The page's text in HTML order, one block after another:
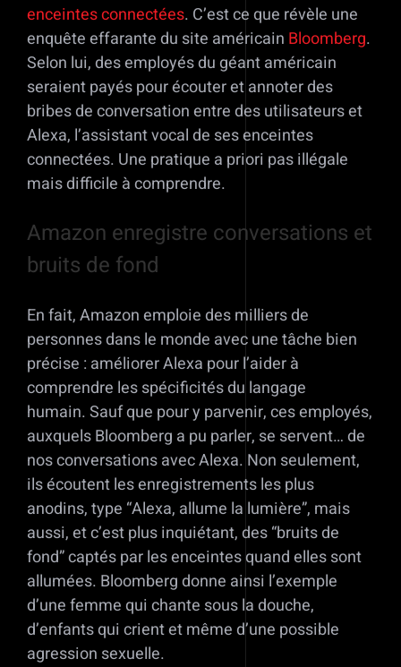
enceintes connectées. C’est ce que révèle une
enquête effarante du site américain Bloomberg.
Selon lui, des employés du géant américain
seraient payés pour écouter et annoter des
bribes de conversation entre des utilisateurs et
Alexa, l’assistant vocal de ses enceintes
connectées. Une pratique a priori pas illégale
mais difficile à comprendre.
Amazon enregistre conversations et
bruits de fond
En fait, Amazon emploie des milliers de
personnes dans le monde avec une tâche bien
précise : améliorer Alexa pour l’aider à
comprendre les spécificités du langage
humain. Sauf que pour y parvenir, ces employés,
auxquels Bloomberg a pu parler, se servent… de
nos conversations avec Alexa. Non seulement,
ils écoutent les enregistrements les plus
anodins, type “Alexa, allume la lumière”, mais
aussi, et c’est plus inquiétant, des “bruits de
fond” captés par les enceintes quand elles sont
allumées. Bloomberg donne ainsi l’exemple
d’une femme qui chante sous la douche,
d’enfants qui crient et même d’une possible
agression sexuelle.